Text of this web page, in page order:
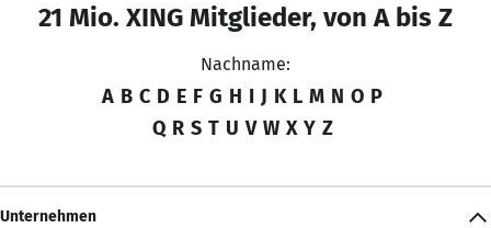
21 Mio. XING Mitglieder, von A bis Z
Nachname:
A B C D E F G H I J K L M N O P
Q R S T U V W X Y Z
Unternehmen